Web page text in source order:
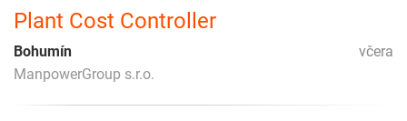
Plant Cost Controller
včera
Bohumín
ManpowerGroup s.r.o.